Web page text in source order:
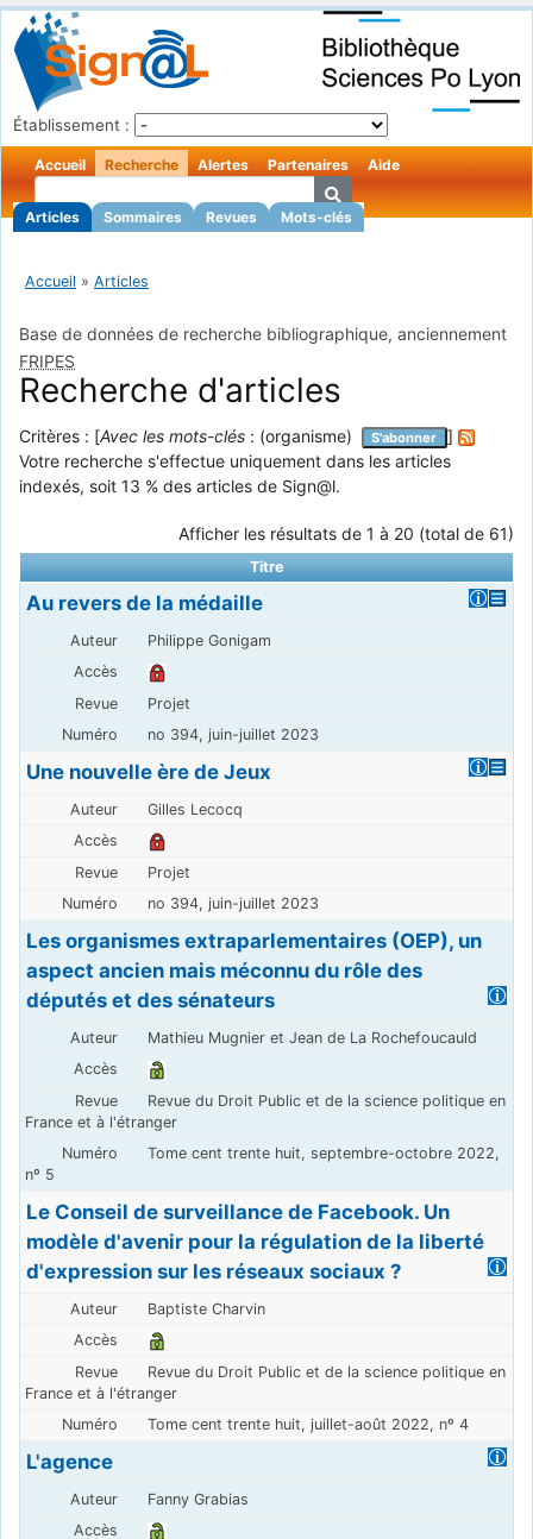
Établissement :
Accueil Recherche
Articles Sommaires Revues Mots-clés
Alertes Partenaires Aide
Accueil » Articles
Base de données de recherche bibliographique, anciennement
FRIPES
Recherche d'articles
Critères : [Avec les mots-clés : (organisme) S'abonner
]
Votre recherche s'effectue uniquement dans les articles
indexés, soit 13 % des articles de Sign@l.
Afficher les résultats de 1 à 20 (total de 61)
Titre
Au revers de la médaille
Philippe Gonigam
Projet
no 394, juin-juillet 2023
Une nouvelle ère de Jeux
Gilles Lecocq
Projet
no 394, juin-juillet 2023
Les organismes extraparlementaires (OEP), un
aspect ancien mais méconnu du rôle des
députés et des sénateurs
Mathieu Mugnier et Jean de La Rochefoucauld
Revue du Droit Public et de la science politique en
France et à l'étranger
Tome cent trente huit, septembre-octobre 2022,
nº 5
Le Conseil de surveillance de Facebook. Un
modèle d'avenir pour la régulation de la liberté
d'expression sur les réseaux sociaux ?
Baptiste Charvin
Revue du Droit Public et de la science politique en
France et à l'étranger
Tome cent trente huit, juillet-août 2022, nº 4
L'agence
Fanny Grabias